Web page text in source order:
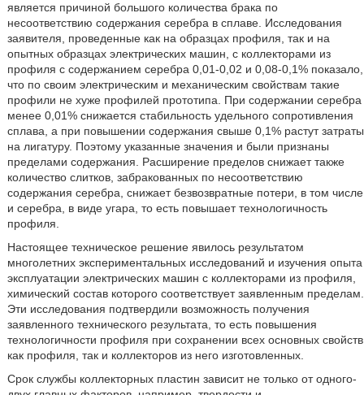
является причиной большого количества брака по
несоответствию содержания серебра в сплаве. Исследования
заявителя, проведенные как на образцах профиля, так и на
опытных образцах электрических машин, с коллекторами из
профиля с содержанием серебра 0,01-0,02 и 0,08-0,1% показало,
что по своим электрическим и механическим свойствам такие
профили не хуже профилей прототипа. При содержании серебра
менее 0,01% снижается стабильность удельного сопротивления
сплава, а при повышении содержания свыше 0,1% растут затраты
на лигатуру. Поэтому указанные значения и были признаны
пределами содержания. Расширение пределов снижает также
количество слитков, забракованных по несоответствию
содержания серебра, снижает безвозвратные потери, в том числе
и серебра, в виде угара, то есть повышает технологичность
профиля.
Настоящее техническое решение явилось результатом
многолетних экспериментальных исследований и изучения опыта
эксплуатации электрических машин с коллекторами из профиля,
химический состав которого соответствует заявленным пределам.
Эти исследования подтвердили возможность получения
заявленного технического результата, то есть повышения
технологичности профиля при сохранении всех основных свойств
как профиля, так и коллекторов из него изготовленных.
Срок службы коллекторных пластин зависит не только от одного-